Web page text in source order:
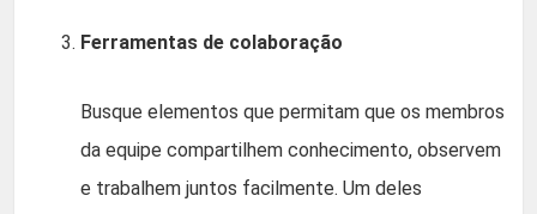
Ferramentas de colaboração
Busque elementos que permitam que os membros
da equipe compartilhem conhecimento, observem
e trabalhem juntos facilmente. Um deles